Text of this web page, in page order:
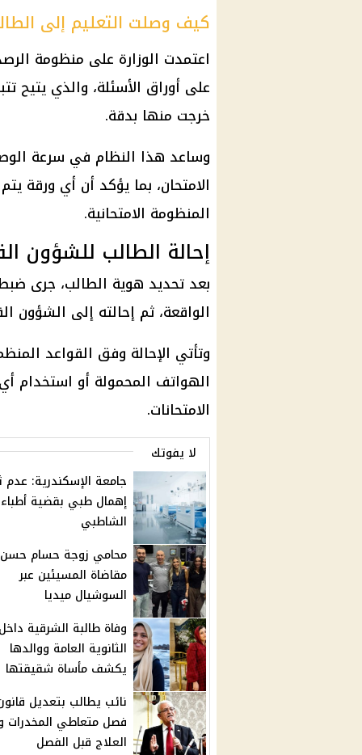
كيف وصلت التعليم إلى
اعتمدت الوزارة على منظومة
على أوراق الأسئلة، والذي يتيح
خرجت منها بدقة.
وساعد هذا النظام في سرعة
الامتحان، بما يؤكد أن أي ورقة
المنظومة الامتحانية.
إحالة الطالب للشؤون
بعد تحديد هوية الطالب، جرى
الواقعة، ثم إحالته إلى الشؤون
وتأتي الإحالة وفق القواعد
الهواتف المحمولة أو استخدام
الامتحانات.
لا يفوتك
جامعة الإسكندرية: عدم
إهمال طبي بقضية أطباء
الشاطبي
محامي زوجة حسام
مقاضاة المسيئين عبر
السوشيال ميديا
وفاة طالبة الشرقية
الثانوية العامة ووالدها
يكشف مأساة شقيقتها
نائب يطالب بتعديل
فصل متعاطي المخدرات
العلاج قبل الفصل